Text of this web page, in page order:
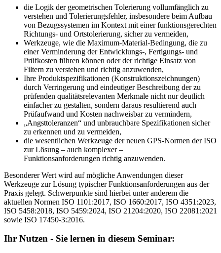
die Logik der geometrischen Tolerierung vollumfänglich zu
verstehen und Tolerierungsfehler, insbesondere beim Aufbau
von Bezugssystemen im Kontext mit einer funktionsgerechten
Richtungs- und Ortstolerierung, sicher zu vermeiden,
Werkzeuge, wie die Maximum-Material-Bedingung, die zu
einer Verminderung der Entwicklungs-, Fertigungs- und
Prüfkosten führen können oder der richtige Einsatz von
Filtern zu verstehen und richtig anzuwenden,
Ihre Produktspezifikationen (Konstruktionszeichnungen)
durch Verringerung und eindeutiger Beschreibung der zu
prüfenden qualitätsrelevanten Merkmale nicht nur deutlich
einfacher zu gestalten, sondern daraus resultierend auch
Prüfaufwand und Kosten nachweisbar zu vermindern,
„Angsttoleranzen“ und unbrauchbare Spezifikationen sicher
zu erkennen und zu vermeiden,
die wesentlichen Werkzeuge der neuen GPS-Normen der ISO
zur Lösung – auch komplexer –
Funktionsanforderungen richtig anzuwenden.
Beson­derer Wert wird auf mögliche Anwendungen dieser
Werkzeuge zur Lösung typi­scher Funktionsanforde­rungen aus der
Praxis gelegt. Schwer­punkte sind hierbei unter anderem die
aktuellen Normen ISO 1101:2017, ISO 1660:2017, ISO 4351:2023,
ISO 5458:2018, ISO 5459:2024, ISO 21204:2020, ISO 22081:2021
sowie ISO 17450-3:2016.
Ihr Nutzen - Sie lernen in diesem Seminar: